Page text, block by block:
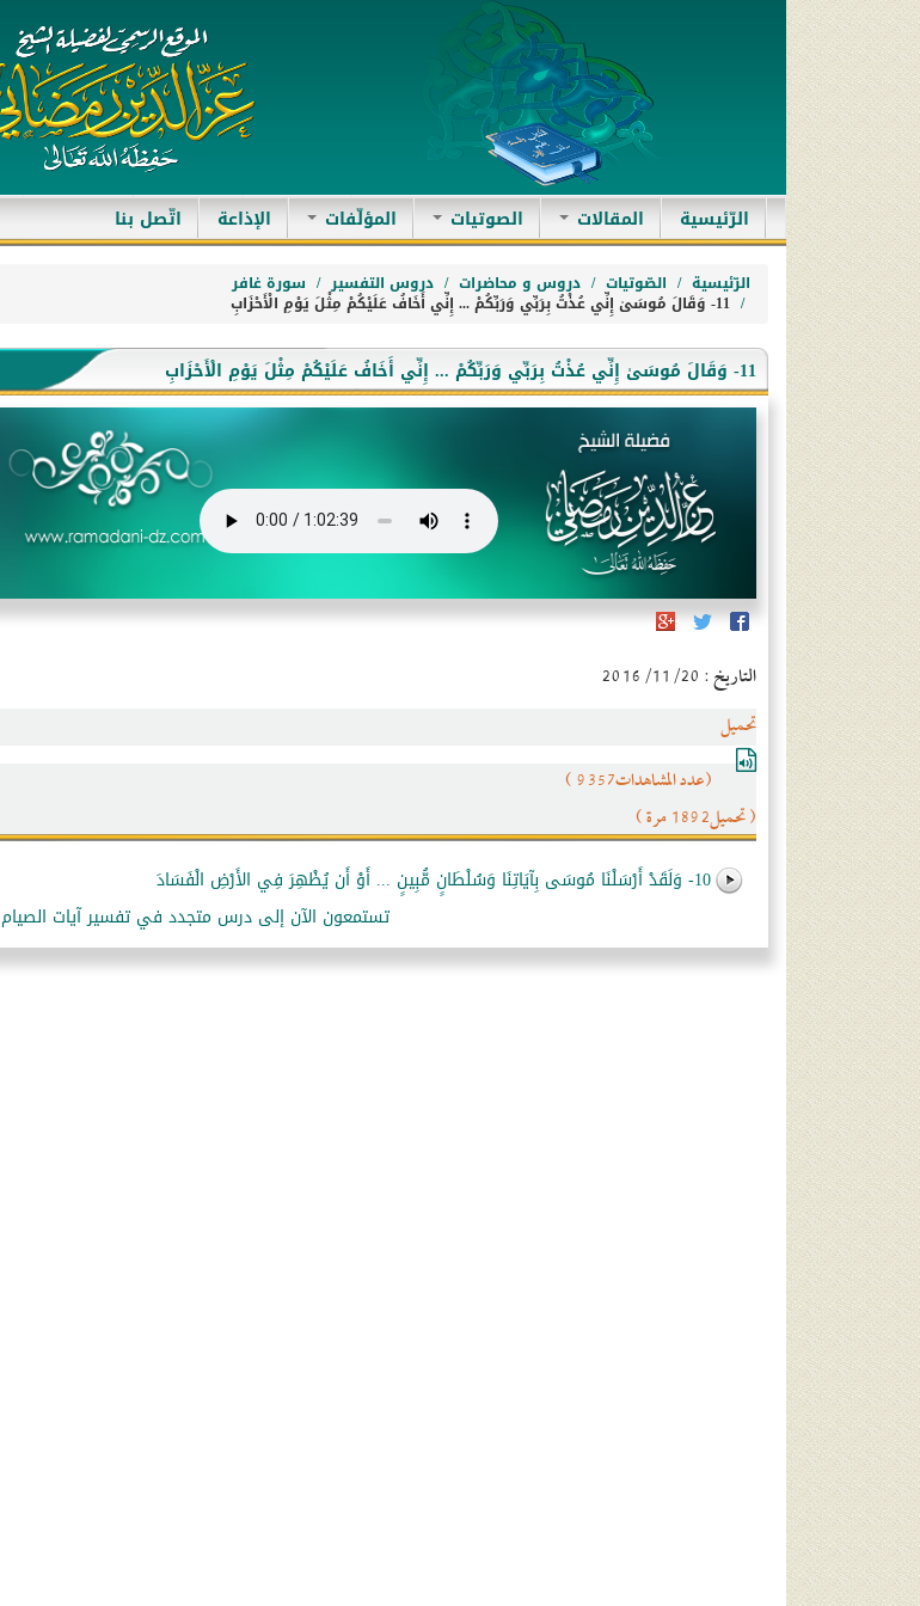
الرّئيسية(current) المقالات الصوتيات المؤلّفات الإذاعة اتّصل بنا
الرّئيسية الصّوتيات دروس و محاضرات دروس التفسير سورة غافر
11- وَقَالَ مُوسَىٰ إِنِّي عُذْتُ بِرَبِّي وَرَبِّكُمْ ... إِنِّي أَخَافُ عَلَيْكُمْ مِثْلَ يَوْمِ الْأَحْزَابِ
11- وَقَالَ مُوسَىٰ إِنِّي عُذْتُ بِرَبِّي وَرَبِّكُمْ ... إِنِّي أَخَافُ عَلَيْكُمْ مِثْلَ يَوْمِ الْأَحْزَابِ
التاريخ : 2016/11/20
تحميل
(عدد المشاهدات9357 )
( تحميل1892 مرة )
10- وَلَقَدْ أَرْسَلْنَا مُوسَى بِآيَاتِنَا وَسُلْطَانٍ مُّبِينٍ ... أَوْ أَن يُظْهِرَ فِي الأَرْضِ الْفَسَادَ
تستمعون الآن إلى درس متجدد في تفسير آيات الصيام